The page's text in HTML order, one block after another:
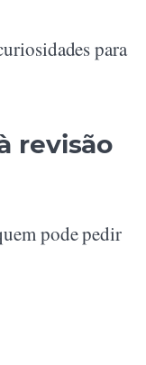
para
revisão
pode pedir